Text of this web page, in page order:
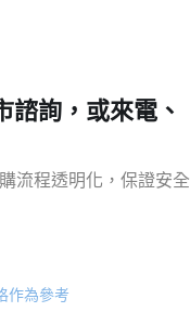
諮詢，或來電、
流程透明化，保證安全
作為參考